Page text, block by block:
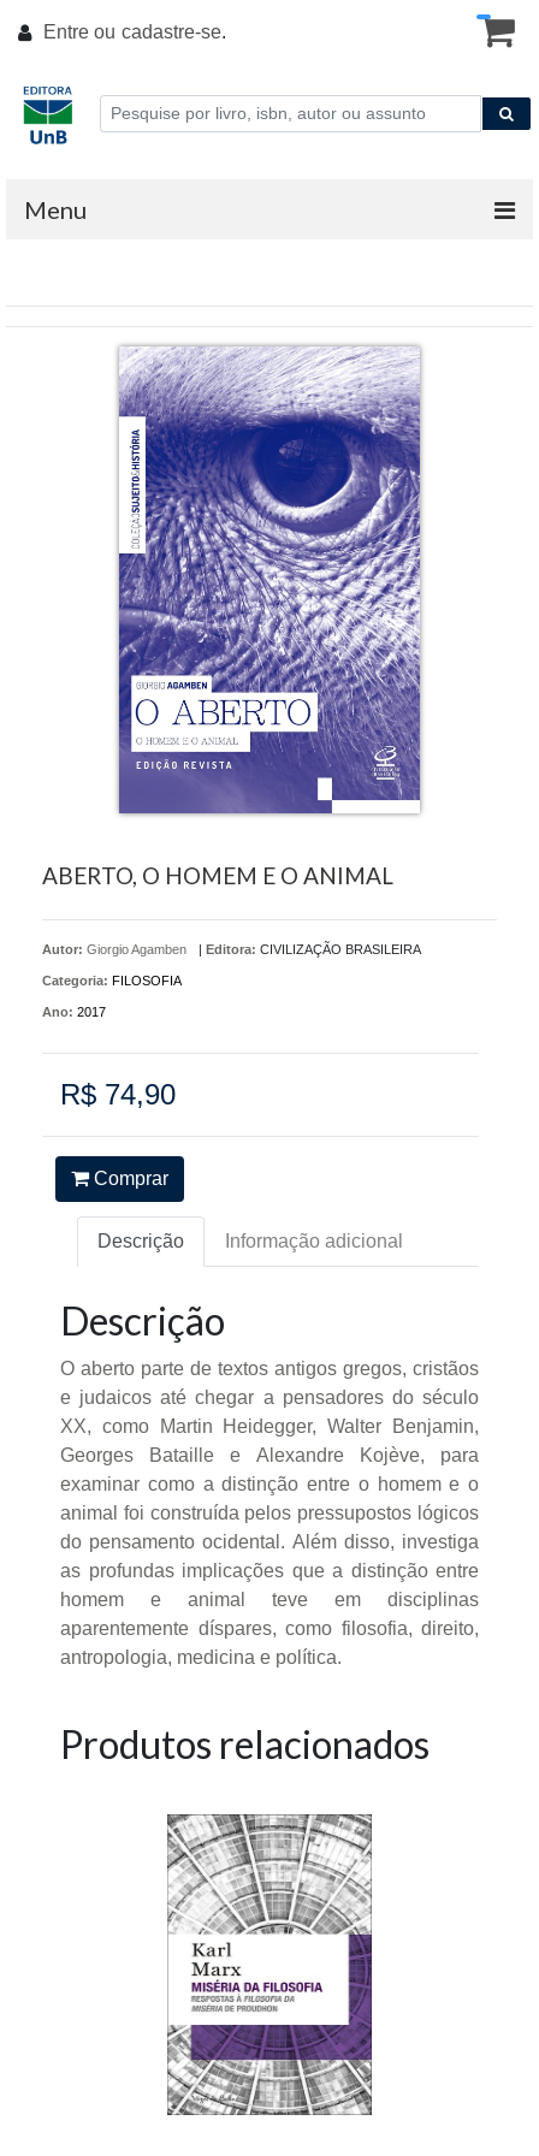
Entre ou cadastre-se.
Menu
ABERTO, O HOMEM E O ANIMAL
Autor: Giorgio Agamben Editora: CIVILIZAÇÃO BRASILEIRA
Categoria: FILOSOFIA
Ano: 2017
R$ 74,90
Comprar
Descrição Informação adicional
Descrição
O aberto parte de textos antigos gregos, cristãos
e judaicos até chegar a pensadores do século
XX, como Martin Heidegger, Walter Benjamin,
Georges Bataille e Alexandre Kojève, para
examinar como a distinção entre o homem e o
animal foi construída pelos pressupostos lógicos
do pensamento ocidental. Além disso, investiga
as profundas implicações que a distinção entre
homem e animal teve em disciplinas
aparentemente díspares, como filosofia, direito,
antropologia, medicina e política.
Produtos relacionados